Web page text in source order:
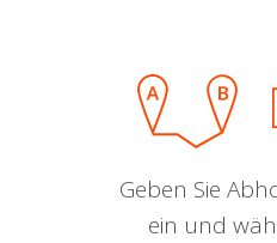
Geben Sie
ein und